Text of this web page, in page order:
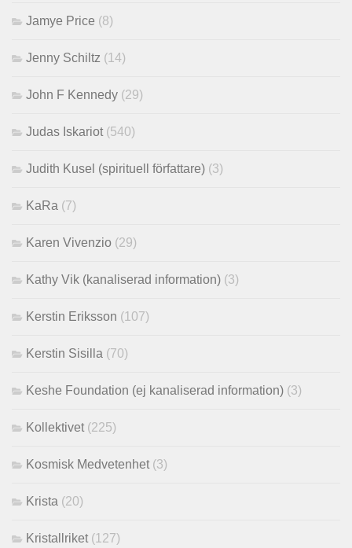
Jamye Price (8)
Jenny Schiltz (14)
John F Kennedy (29)
Judas Iskariot (540)
Judith Kusel (spirituell författare) (3)
KaRa (7)
Karen Vivenzio (29)
Kathy Vik (kanaliserad information) (3)
Kerstin Eriksson (107)
Kerstin Sisilla (70)
Keshe Foundation (ej kanaliserad information) (3)
Kollektivet (225)
Kosmisk Medvetenhet (3)
Krista (20)
Kristallriket (127)